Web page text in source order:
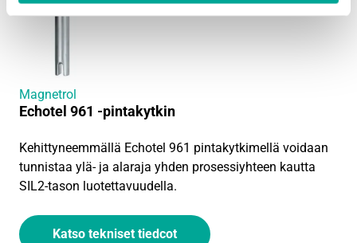
Magnetrol
Echotel 961 -pintakytkin
Kehittyneemmällä Echotel 961 pintakytkimellä voidaan
tunnistaa ylä- ja alaraja yhden prosessiyhteen kautta
SIL2-tason luotettavuudella.
Katso tekniset tiedcot